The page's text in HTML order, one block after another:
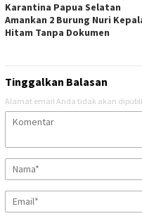
Karantina Papua Selatan
Amankan 2 Burung Nuri
Hitam Tanpa Dokumen
Tinggalkan Balasan
Alamat email Anda tidak akan